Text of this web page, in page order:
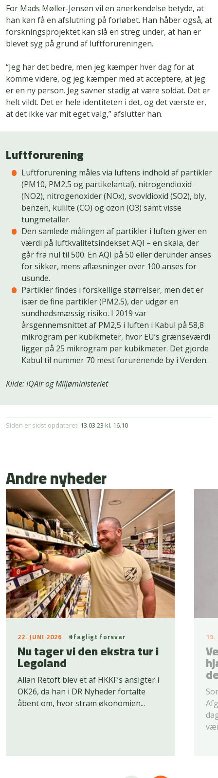
For Mads Møller-Jensen vil en anerkendelse betyde, at
han kan få en afslutning på forløbet. Han håber også, at
forskningsprojektet kan slå en streg under, at han er
blevet syg på grund af luftforureningen.
“Jeg har det bedre, men jeg kæmper hver dag for at
komme videre, og jeg kæmper med at acceptere, at jeg
er en ny person. Jeg savner stadig at være soldat. Det er
helt vildt. Det er hele identiteten i det, og det værste er,
at det ikke var mit eget valg,” afslutter han.
Luftforurening
Luftforurening måles via luftens indhold af partikler
(PM10, PM2,5 og partikelantal), nitrogendioxid
(NO2), nitrogenoxider (NOx), svovldioxid (SO2), bly,
benzen, kulilte (CO) og ozon (O3) samt visse
tungmetaller.
Den samlede målingen af partikler i luften giver en
værdi på luftkvalitetsindekset AQI – en skala, der
går fra nul til 500. En AQI på 50 eller derunder anses
for sikker, mens aflæsninger over 100 anses for
usunde.
Partikler findes i forskellige størrelser, men det er
især de fine partikler (PM2,5), der udgør en
sundhedsmæssig risiko. I 2019 var
årsgennemsnittet af PM2,5 i luften i Kabul på 58,8
mikrogram per kubikmeter, hvor EU’s grænseværdi
ligger på 25 mikrogram per kubikmeter. Det gjorde
Kabul til nummer 70 mest forurenende by i Verden.
Kilde: IQAir og Miljøministeriet
Siden er sidst opdateret: 13.03.23 kl. 16.10
Andre nyheder
22. JUNI 2026 #fagligt forsvar
Nu tager vi den ekstra tur i
Legoland
Allan Retoft blev et af HKKF’s ansigter i
OK26, da han i DR Nyheder fortalte
åbent om, hvor stram økonomien...
19.